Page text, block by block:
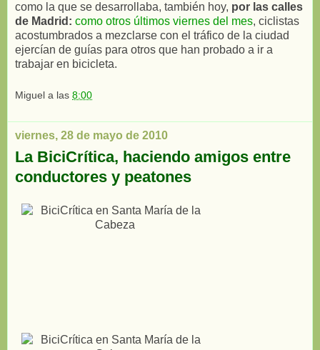
como la que se desarrollaba, también hoy, por las calles
de Madrid: como otros últimos viernes del mes, ciclistas
acostumbrados a mezclarse con el tráfico de la ciudad
ejercían de guías para otros que han probado a ir a
trabajar en bicicleta.
Miguel a las 8:00
viernes, 28 de mayo de 2010
La BiciCrítica, haciendo amigos entre
conductores y peatones